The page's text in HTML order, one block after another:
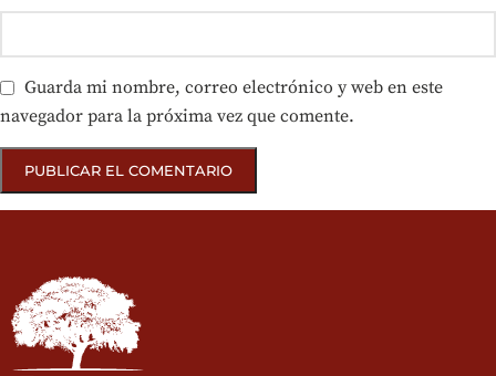
Guarda mi nombre, correo electrónico y web en este
navegador para la próxima vez que comente.